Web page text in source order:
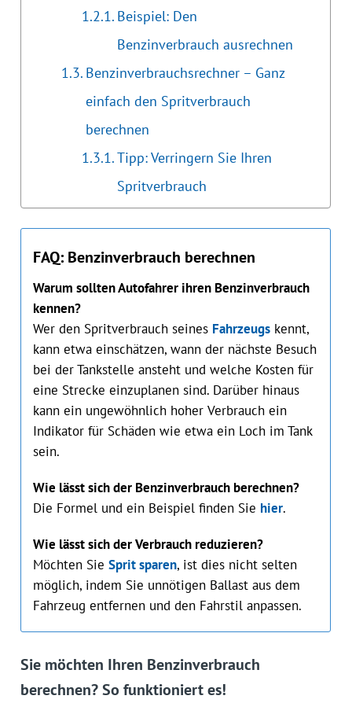
Beispiel: Den
Benzinverbrauch ausrechnen
Benzinverbrauchsrechner – Ganz
einfach den Spritverbrauch
berechnen
Tipp: Verringern Sie Ihren
Spritverbrauch
FAQ: Benzinverbrauch berechnen
Warum sollten Autofahrer ihren Benzinverbrauch
kennen?
Wer den Spritverbrauch seines Fahrzeugskennt,
kann etwa einschätzen, wann der nächste Besuch
bei der Tankstelle ansteht und welche Kosten für
eine Strecke einzuplanen sind. Darüber hinaus
kann ein ungewöhnlich hoher Verbrauch ein
Indikator für Schäden wie etwa ein Loch im Tank
sein.
Wie lässt sich der Benzinverbrauch berechnen?
Die Formel und ein Beispiel finden Sie hier.
Wie lässt sich der Verbrauch reduzieren?
Möchten Sie Sprit sparen, ist dies nicht selten
möglich, indem Sie unnötigen Ballast aus dem
Fahrzeug entfernen und den Fahrstil anpassen.
Sie möchten Ihren Benzinverbrauch
berechnen? So funktioniert es!